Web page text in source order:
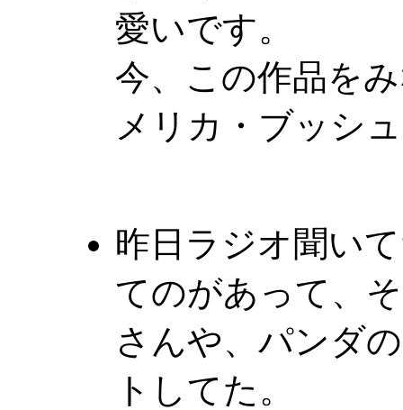
愛いです。
今、この作品を
メリカ・ブッシ
昨日ラジオ聞い
てのがあって、
さんや、パンダ
トしてた。